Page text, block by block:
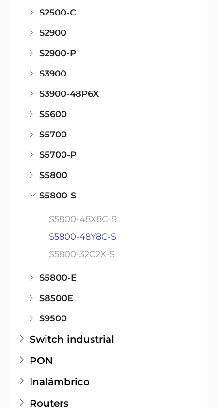
S2500-C
S2900
S2900-P
S3900
S3900-48P6X
S5600
S5700
S5700-P
S5800
S5800-S
S5800-48X8C-S
S5800-48Y8C-S
S5800-32C2X-S
S5800-E
S8500E
S9500
Switch industrial
PON
Inalámbrico
Routers